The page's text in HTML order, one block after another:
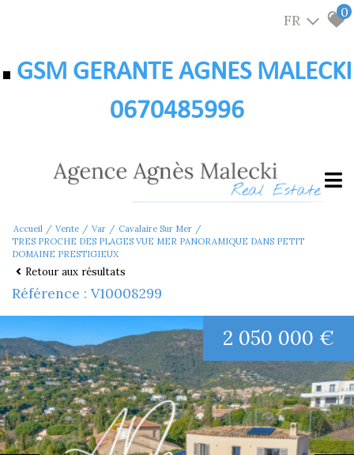
FR 0
GSM GERANTE AGNES MALECKI
0670485996
Accueil Vente Var
Cavalaire Sur Mer
TRES PROCHE DES PLAGES VUE MER PANORAMIQUE DANS PETIT
DOMAINE PRESTIGIEUX
Retour aux résultats
Référence : V10008299
2 050 000 €